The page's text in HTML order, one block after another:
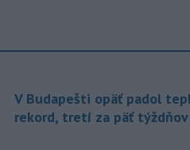
V Budapešti opäť padol
rekord, tretí za päť týždňov